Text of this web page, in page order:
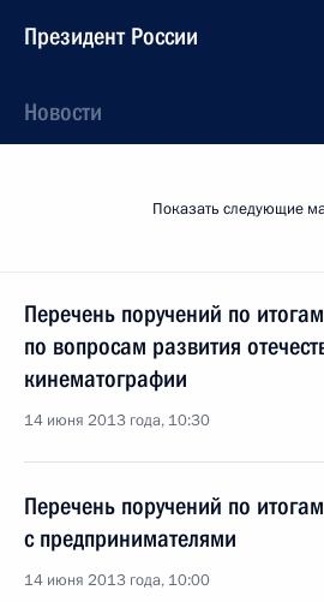
Президент России
Новости
Показать следующие
Перечень поручений по
по вопросам развития
кинематографии
14 июня 2013 года, 10:30
Перечень поручений по
с предпринимателями
14 июня 2013 года, 10:00